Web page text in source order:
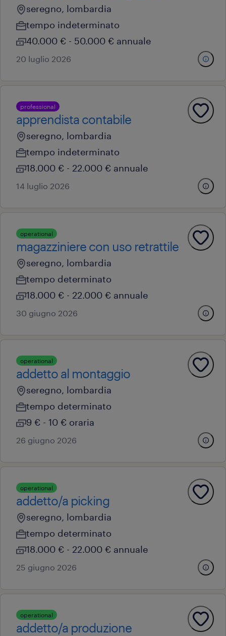
seregno, lombardia
tempo indeterminato
40.000 € - 50.000 € annuale
20 luglio 2026
professional
apprendista contabile
seregno, lombardia
tempo indeterminato
18.000 € - 22.000 € annuale
14 luglio 2026
operational
magazziniere con uso retrattile
seregno, lombardia
tempo determinato
18.000 € - 22.000 € annuale
30 giugno 2026
operational
addetto al montaggio
seregno, lombardia
tempo determinato
9 € - 10 € oraria
26 giugno 2026
operational
addetto/a picking
seregno, lombardia
tempo determinato
18.000 € - 22.000 € annuale
25 giugno 2026
operational
addetto/a produzione